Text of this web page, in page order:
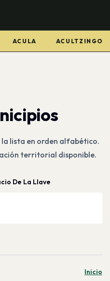
ACULA ACULTZINGO
lista en orden alfabético.
territorial disponible.
De La Llave
Inicio